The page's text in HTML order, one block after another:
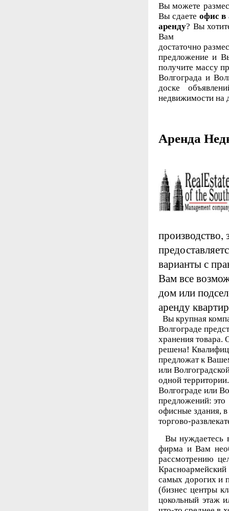
Вы можете
Вы сдаете офис в
аренду? Вы
Вам
достаточно
предложение и
получите массу
Волгограда и
доске
недвижимости на
Аренда
производство,
варианты с
Вам все
дом или
аренду
Вы крупная
Волгограде
хранения
решена!
предложат к
или
одной
Волгограде или
предложений:
офисные здания,
торгово-
Вы нуждаетесь
фирма и Вам
рассмотрению
самых дорогих и
(бизнес центры
цокольный этаж